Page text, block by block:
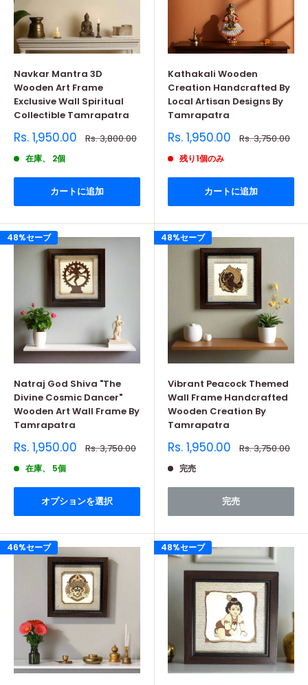
Navkar Mantra 3D
Wooden Art Frame
Exclusive Wall Spiritual
Collectible Tamrapatra
販
価
Rs. 1,950.00 通
Rs. 3,800.00
在庫、 2個
カートに追加
Kathakali Wooden
Creation Handcrafted By
Local Artisan Designs By
Tamrapatra
販
価
Rs. 1,950.00 通
Rs. 3,750.00
残り1個のみ
カートに追加
48%セーブ
Natraj God Shiva "The
Divine Cosmic Dancer"
Wooden Art Wall Frame By
Tamrapatra
販
価
Rs. 1,950.00 通
Rs. 3,750.00
在庫、 5個
オプションを選択
48%セーブ
Vibrant Peacock Themed
Wall Frame Handcrafted
Wooden Creation By
Tamrapatra
販
価
Rs. 1,950.00 通
Rs. 3,750.00
完売
完売
46%セーブ 48%セーブ